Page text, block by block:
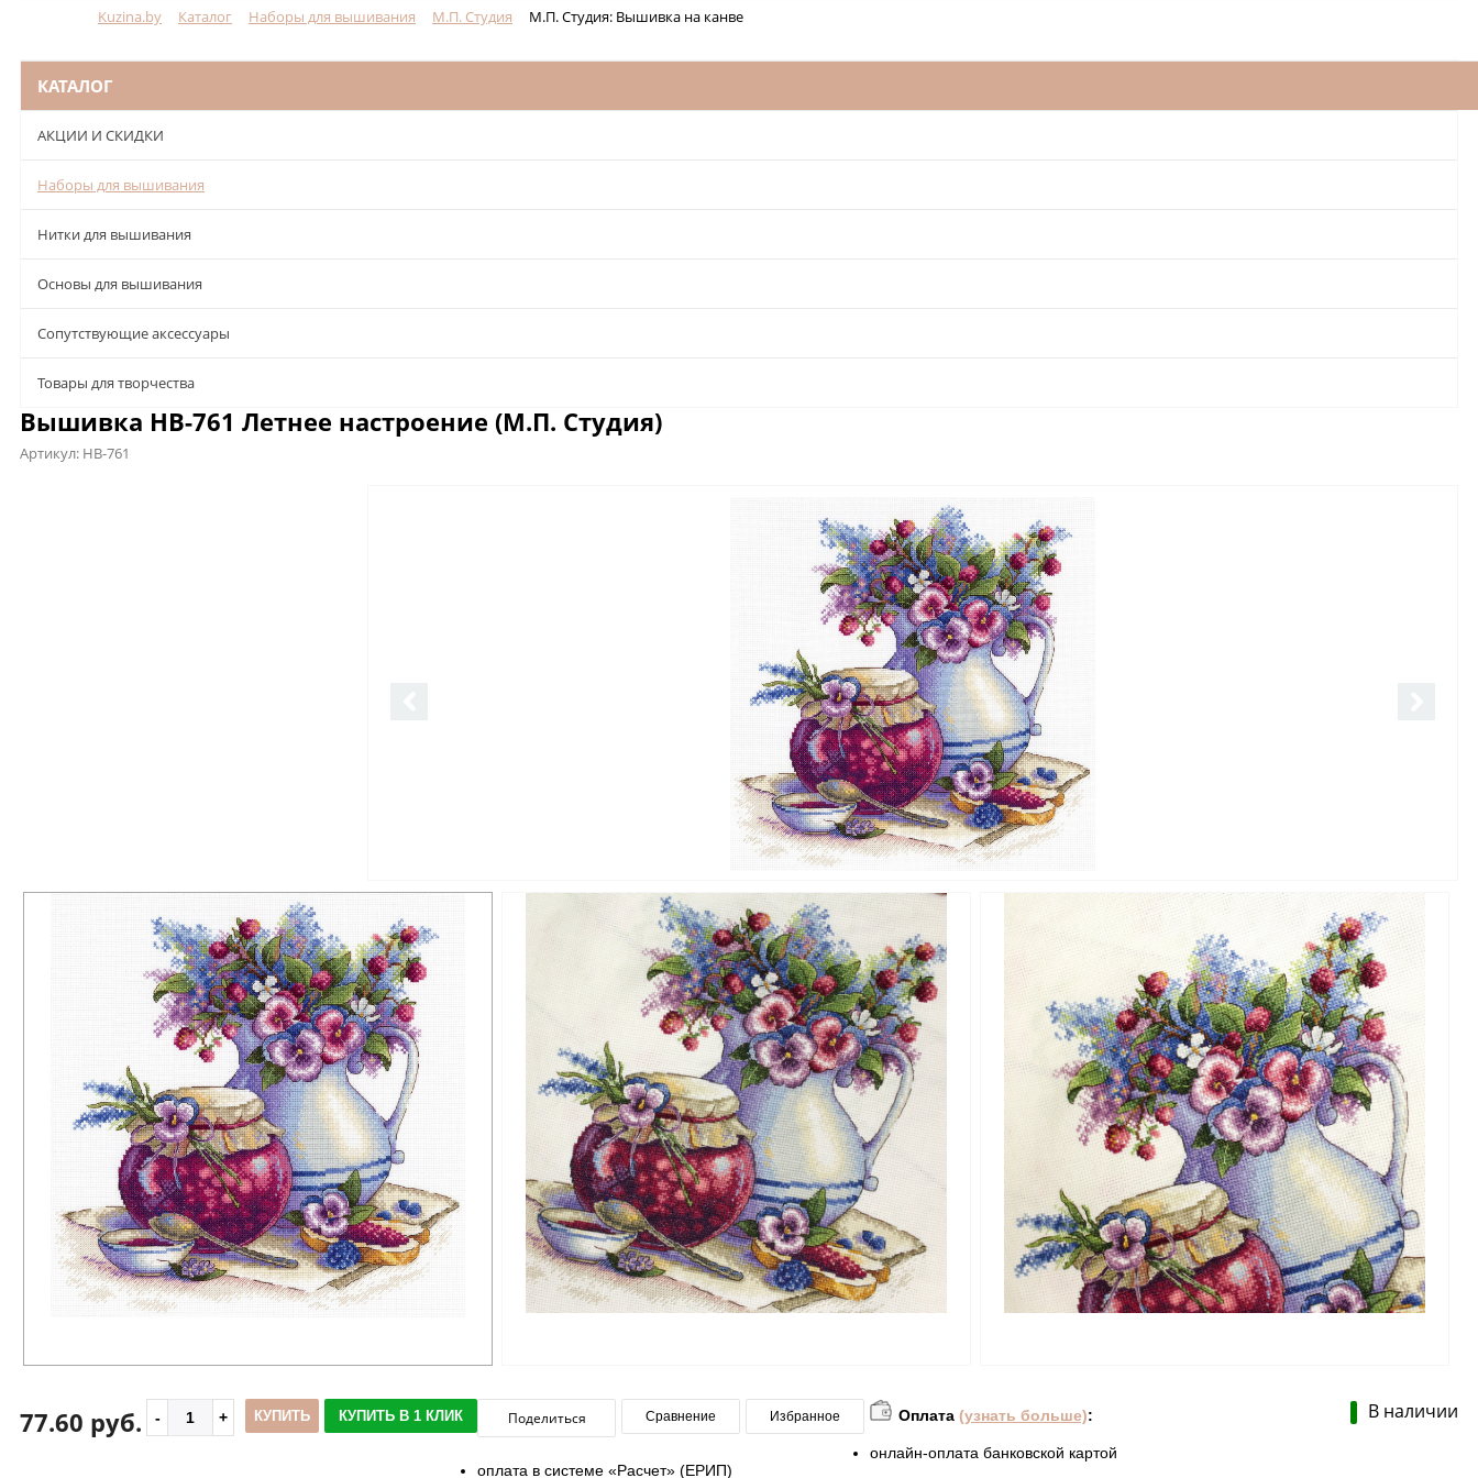
Kuzina.by Каталог Наборы для вышивания М.П. Студия М.П. Студия: Вышивка на канве
КАТАЛОГ
АКЦИИ И СКИДКИ
Наборы для вышивания
Нитки для вышивания
Основы для вышивания
Сопутствующие аксессуары
Товары для творчества
Вышивка НВ-761 Летнее настроение (М.П. Студия)
Артикул: НВ-761
В наличии
77.60 руб. КУПИТЬ КУПИТЬ В 1 КЛИК Поделиться Сравнение Избранное Оплата (узнать больше):
онлайн-оплата банковской картой
оплата в системе «Расчет» (ЕРИП)